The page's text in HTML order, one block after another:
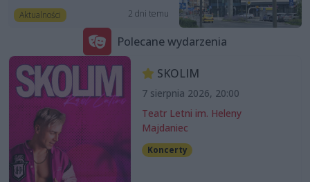
Aktualności 2 dni temu
Polecane wydarzenia
SKOLIM
7 sierpnia 2026, 20:00
Teatr Letni im. Heleny
Majdaniec
Koncerty